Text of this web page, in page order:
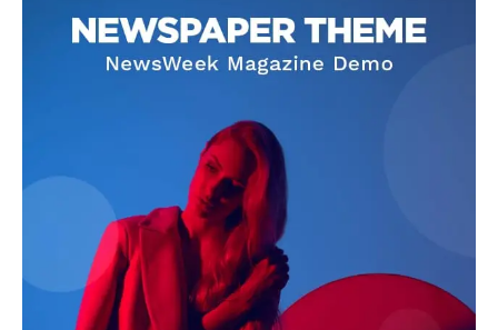
DOWNLOAD NOW
AIN NEWS 1
Contact Us
About Us
Privacy Policy
Terms of Use Agreement